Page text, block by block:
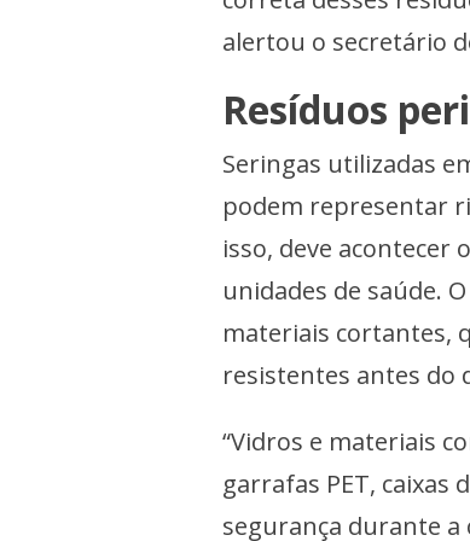
alertou o secretário
Resíduos
Seringas utilizadas
podem representar
isso, deve acontecer
unidades de saúde.
materiais cortantes,
resistentes antes do
“Vidros e materiais
garrafas PET,
segurança durante a